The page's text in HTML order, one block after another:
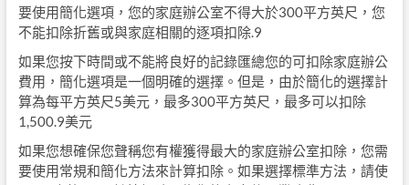
要使用簡化選項，您的家庭辦公室不得大於300平方英尺，您
不能扣除折舊或與家庭相關的逐項扣除.9
如果您按下時間或不能將良好的記錄匯總您的可扣除家庭辦公
費用，簡化選項是一個明確的選擇。但是，由於簡化的選擇計
算為每平方英尺5美元，最多300平方英尺，最多可以扣除
1,500.9美元
如果您想確保您聲稱您有權獲得最大的家庭辦公室扣除，您需
要使用常規和簡化方法來計算扣除。如果選擇標準方法，請使